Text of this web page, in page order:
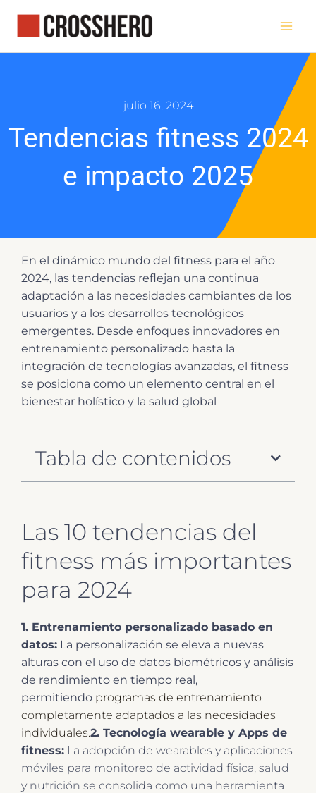
contenido
julio 16, 2024
Tendencias fitness 2024
e impacto 2025
En el dinámico mundo del fitness para el año
2024, las tendencias reflejan una continua
adaptación a las necesidades cambiantes de los
usuarios y a los desarrollos tecnológicos
emergentes. Desde enfoques innovadores en
entrenamiento personalizado hasta la
integración de tecnologías avanzadas, el fitness
se posiciona como un elemento central en el
bienestar holístico y la salud global
Tabla de contenidos
Las 10 tendencias del
fitness más importantes
para 2024
1. Entrenamiento personalizado basado en
datos: La personalización se eleva a nuevas
alturas con el uso de datos biométricos y análisis
de rendimiento en tiempo real,
permitiendo programas de entrenamiento
completamente adaptados a las necesidades
individuales.2. Tecnología wearable y Apps de
fitness: La adopción de wearables y aplicaciones
móviles para monitoreo de actividad física, salud
y nutrición se consolida como una herramienta